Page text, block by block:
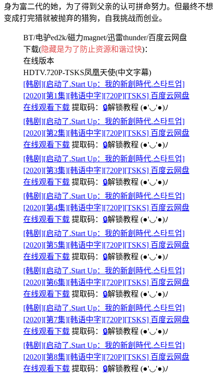
身为富二代的她，为了得到父亲的认可拼命努力。但最终不想
变成打完猎就被抛弃的猎狗，自我挑战而创业。
BT/电驴ed2k/磁力magnet/迅雷thunder/百度云网盘
下载(隐藏是为了防止资源和谐过快)：
在线版本
HDTV.720P-TSKS凤凰天使(中文字幕)
[韩剧][启动了.Start Up：我的新創時代.스타트업]
[2020][第1集][韩语中字][720P][TSKS] 百度云网盘
在线观看下载 提取码： 🔒解锁教程 (●'◡'●)ﾉ
[韩剧][启动了.Start Up：我的新創時代.스타트업]
[2020][第2集][韩语中字][720P][TSKS] 百度云网盘
在线观看下载 提取码： 🔒解锁教程 (●'◡'●)ﾉ
[韩剧][启动了.Start Up：我的新創時代.스타트업]
[2020][第3集][韩语中字][720P][TSKS] 百度云网盘
在线观看下载 提取码： 🔒解锁教程 (●'◡'●)ﾉ
[韩剧][启动了.Start Up：我的新創時代.스타트업]
[2020][第4集][韩语中字][720P][TSKS] 百度云网盘
在线观看下载 提取码： 🔒解锁教程 (●'◡'●)ﾉ
[韩剧][启动了.Start Up：我的新創時代.스타트업]
[2020][第5集][韩语中字][720P][TSKS] 百度云网盘
在线观看下载 提取码： 🔒解锁教程 (●'◡'●)ﾉ
[韩剧][启动了.Start Up：我的新創時代.스타트업]
[2020][第6集][韩语中字][720P][TSKS] 百度云网盘
在线观看下载 提取码： 🔒解锁教程 (●'◡'●)ﾉ
[韩剧][启动了.Start Up：我的新創時代.스타트업]
[2020][第7集][韩语中字][720P][TSKS] 百度云网盘
在线观看下载 提取码： 🔒解锁教程 (●'◡'●)ﾉ
[韩剧][启动了.Start Up：我的新創時代.스타트업]
[2020][第8集][韩语中字][720P][TSKS] 百度云网盘
在线观看下载 提取码： 🔒解锁教程 (●'◡'●)ﾉ